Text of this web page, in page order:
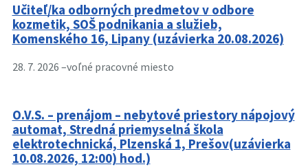
Učiteľ/ka odborných predmetov v odbore
kozmetik, SOŠ podnikania a služieb,
Komenského 16, Lipany (uzávierka 20.08.2026)
28. 7. 2026 –voľné pracovné miesto
O.V.S. – prenájom – nebytové priestory nápojový
automat, Stredná priemyselná škola
elektrotechnická, Plzenská 1, Prešov(uzávierka
10.08.2026, 12:00) hod.)